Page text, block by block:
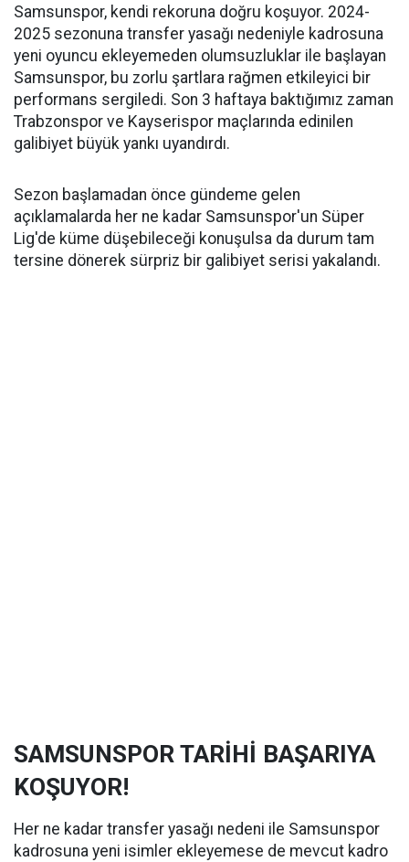
Samsunspor, kendi rekoruna doğru koşuyor. 2024-
2025 sezonuna transfer yasağı nedeniyle kadrosuna
yeni oyuncu ekleyemeden olumsuzluklar ile başlayan
Samsunspor, bu zorlu şartlara rağmen etkileyici bir
performans sergiledi. Son 3 haftaya baktığımız zaman
Trabzonspor ve Kayserispor maçlarında edinilen
galibiyet büyük yankı uyandırdı.
Sezon başlamadan önce gündeme gelen
açıklamalarda her ne kadar Samsunspor'un Süper
Lig'de küme düşebileceği konuşulsa da durum tam
tersine dönerek sürpriz bir galibiyet serisi yakalandı.
SAMSUNSPOR TARİHİ BAŞARIYA
KOŞUYOR!
Her ne kadar transfer yasağı nedeni ile Samsunspor
kadrosuna yeni isimler ekleyemese de mevcut kadro